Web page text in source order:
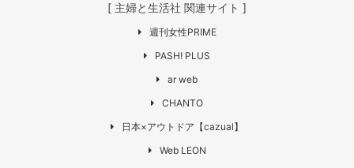
[ 主婦と生活社 関連サイト ]
週刊女性PRIME
PASH! PLUS
ar web
CHANTO
日本×アウトドア【cazual】
Web LEON